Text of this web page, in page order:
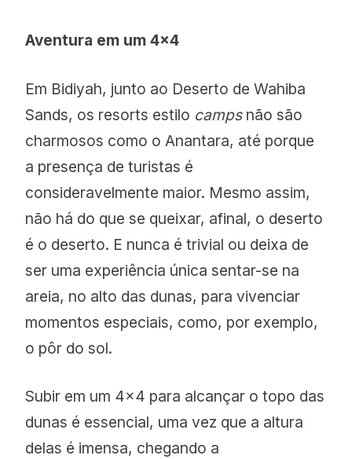
Aventura em um 4×4
Em Bidiyah, junto ao Deserto de Wahiba
Sands, os resorts estilo campsnão são
charmosos como o Anantara, até porque
a presença de turistas é
consideravelmente maior. Mesmo assim,
não há do que se queixar, afinal, o deserto
é o deserto. E nunca é trivial ou deixa de
ser uma experiência única sentar-se na
areia, no alto das dunas, para vivenciar
momentos especiais, como, por exemplo,
o pôr do sol.
Subir em um 4×4 para alcançar o topo das
dunas é essencial, uma vez que a altura
delas é imensa, chegando a